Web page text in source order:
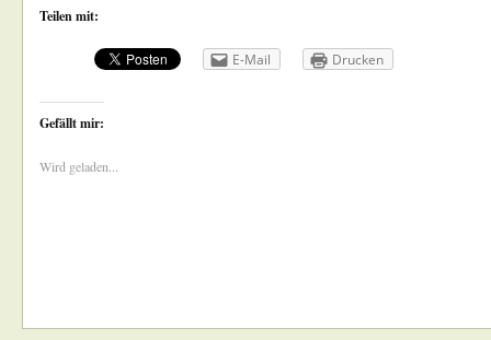
Teilen mit:
E-Mail Drucken
Gefällt mir:
Wird geladen...